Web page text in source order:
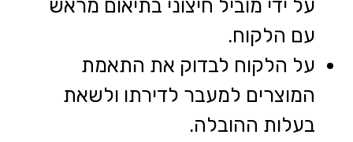
על ידי מוביל חיצוני בתיאום מראש
עם הלקוח.
על הלקוח לבדוק את התאמת
המוצרים למעבר לדירתו ולשאת
בעלות ההובלה.